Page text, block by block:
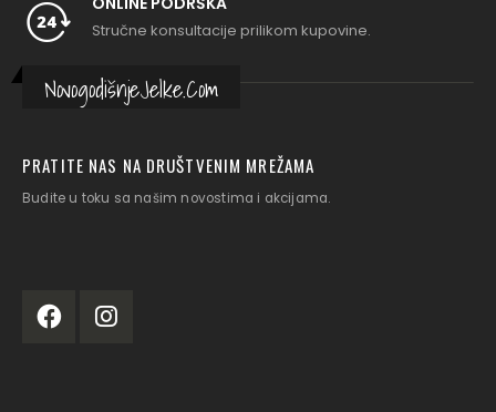
Stručne konsultacije prilikom kupovine.
NovogodišnjeJelke.Com
PRATITE NAS NA DRUŠTVENIM MREŽAMA
Budite u toku sa našim novostima i akcijama.